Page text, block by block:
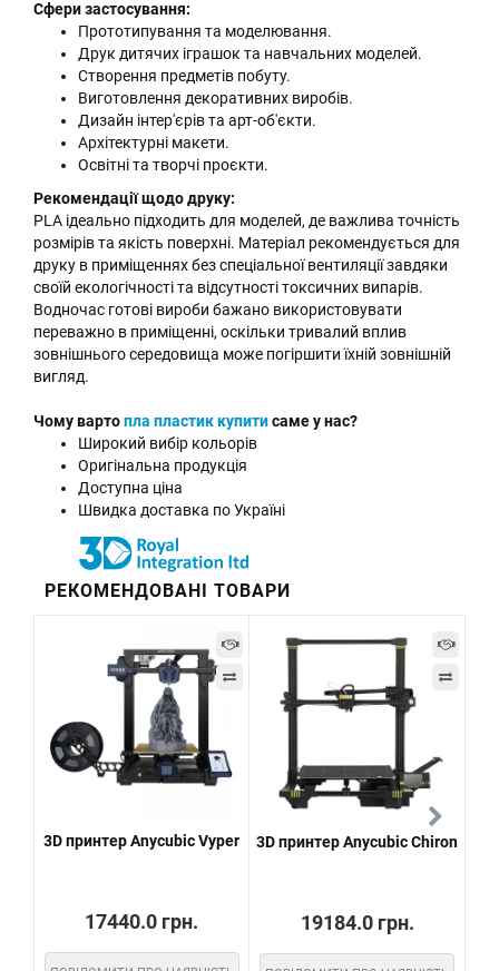
Сфери застосування:
Прототипування та моделювання.
Друк дитячих іграшок та навчальних моделей.
Створення предметів побуту.
Виготовлення декоративних виробів.
Дизайн інтер'єрів та арт-об'єкти.
Архітектурні макети.
Освітні та творчі проєкти.
Рекомендації щодо друку:
PLA ідеально підходить для моделей, де важлива точність
розмірів та якість поверхні. Матеріал рекомендується для
друку в приміщеннях без спеціальної вентиляції завдяки
своїй екологічності та відсутності токсичних випарів.
Водночас готові вироби бажано використовувати
переважно в приміщенні, оскільки тривалий вплив
зовнішнього середовища може погіршити їхній зовнішній
вигляд.
Чому вартопла пластик купитисаме у нас?
Широкий вибір кольорів
Оригінальна продукція
Доступна ціна
Швидка доставка по Україні
РЕКОМЕНДОВАНІ ТОВАРИ
3D принтер Anycubic Vyper
17440.0 грн.
3D принтер Anycubic Chiron
19184.0 грн.